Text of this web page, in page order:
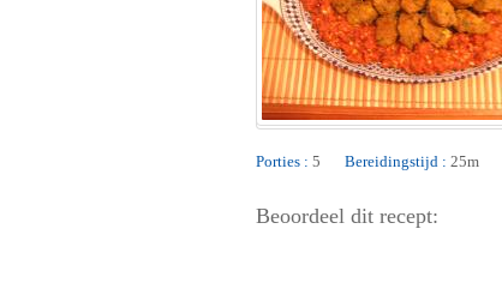
Porties : 5 Bereidingstijd : 25m
Beoordeel dit recept: